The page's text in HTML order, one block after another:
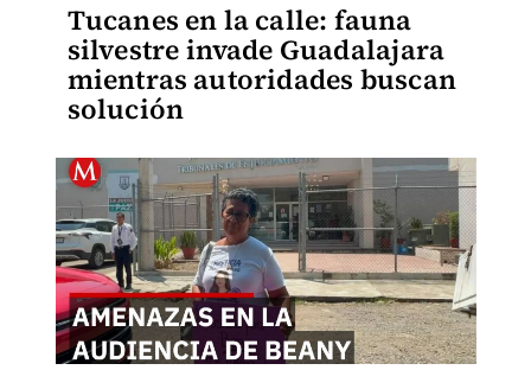
Tucanes en la calle: fauna
silvestre invade Guadalajara
mientras autoridades buscan
solución